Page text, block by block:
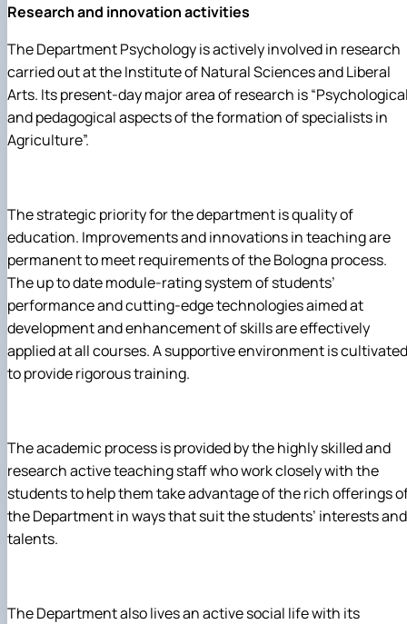
Research and innovation activities
The Department Psychology is actively involved in research
carried out at the Institute of Natural Sciences and Liberal
Arts. Its present-day major area of research is
and pedagogical aspects of the formation of specialists in
Agriculture”.
The strategic priority for the department is quality of
education. Improvements and innovations in teaching are
permanent to meet requirements of the Bologna process.
The up to date module-rating system of students’
performance and cutting-edge technologies aimed at
development and enhancement of skills are effectively
applied at all courses. A supportive environment is cultivated
to provide rigorous training.
The academic process is provided by the highly skilled and
research active teaching staff who work closely with the
students to help them take advantage of the rich offerings
the Department in ways that suit the students’ interests and
talents.
The Department also lives an active social life with its